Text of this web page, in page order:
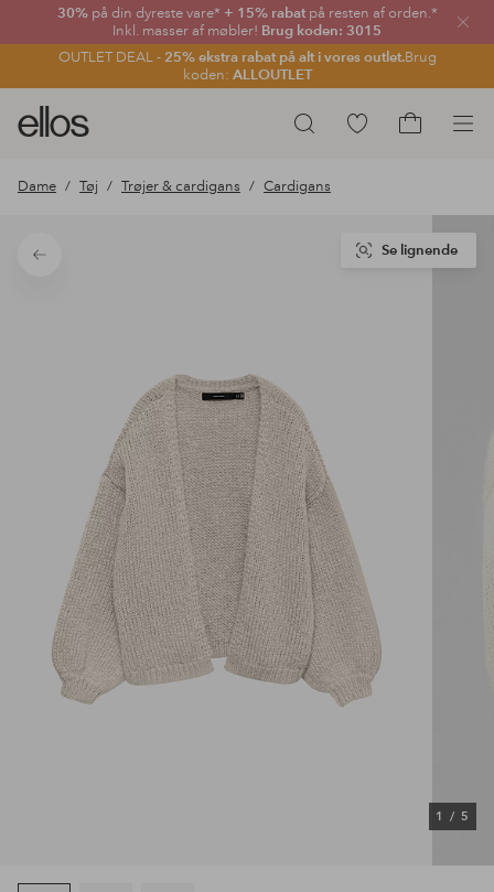
30% på din dyreste vare* + 15% rabatpå resten af orden.*
Inkl. masser af møbler! Brug koden: 3015
OUTLET DEAL - 25% ekstra rabat på alt i vores outlet.Brug
koden: ALLOUTLET
Luk
Søg
Ellos
logo
gå
forsiden
Gå
Dame Tøj Trøjer & cardigans Cardigans
Tilbage
1 / 5
Se lignende